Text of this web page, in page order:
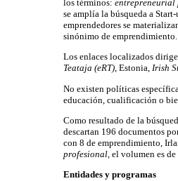
los términos: entrepreneurial
se amplía la búsqueda a
emprendedores se
sinónimo de emprendimiento.
Los enlaces localizados
Teataja (eRT), Estonia, Irish
No existen políticas
educación, cualificación o
Como resultado de la
descartan 196 documentos
con 8 de emprendimiento,
profesional , el volumen es
Entidades y programas